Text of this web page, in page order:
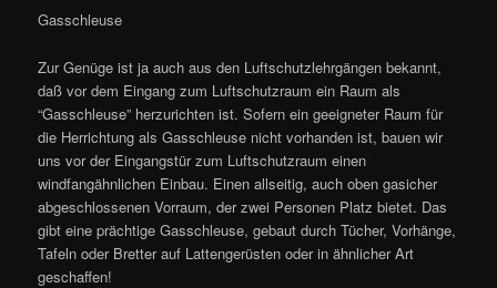
Gasschleuse
Zur Genüge ist ja auch aus den Luftschutzlehrgängen bekannt,
daß vor dem Eingang zum Luftschutzraum ein Raum als
“Gasschleuse” herzurichten ist. Sofern ein geeigneter Raum für
die Herrichtung als Gasschleuse nicht vorhanden ist, bauen wir
uns vor der Eingangstür zum Luftschutzraum einen
windfangähnlichen Einbau. Einen allseitig, auch oben gasicher
abgeschlossenen Vorraum, der zwei Personen Platz bietet. Das
gibt eine prächtige Gasschleuse, gebaut durch Tücher, Vorhänge,
Tafeln oder Bretter auf Lattengerüsten oder in ähnlicher Art
geschaffen!